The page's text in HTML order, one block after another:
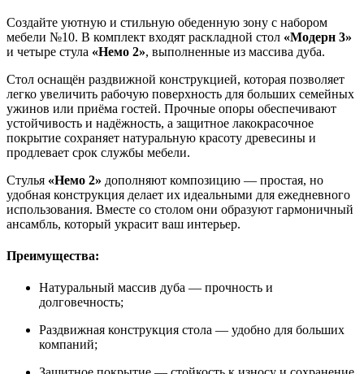
Создайте уютную и стильную обеденную зону с набором
мебели №10. В комплект входят раскладной стол «Модерн 3»
и четыре стула «Немо 2», выполненные из массива дуба.
Стол оснащён раздвижной конструкцией, которая позволяет
легко увеличить рабочую поверхность для больших семейных
ужинов или приёма гостей. Прочные опоры обеспечивают
устойчивость и надёжность, а защитное лакокрасочное
покрытие сохраняет натуральную красоту древесины и
продлевает срок службы мебели.
Стулья «Немо 2» дополняют композицию — простая, но
удобная конструкция делает их идеальными для ежедневного
использования. Вместе со столом они образуют гармоничный
ансамбль, который украсит ваш интерьер.
Преимущества:
Натуральный массив дуба — прочность и
долговечность;
Раздвижная конструкция стола — удобно для больших
компаний;